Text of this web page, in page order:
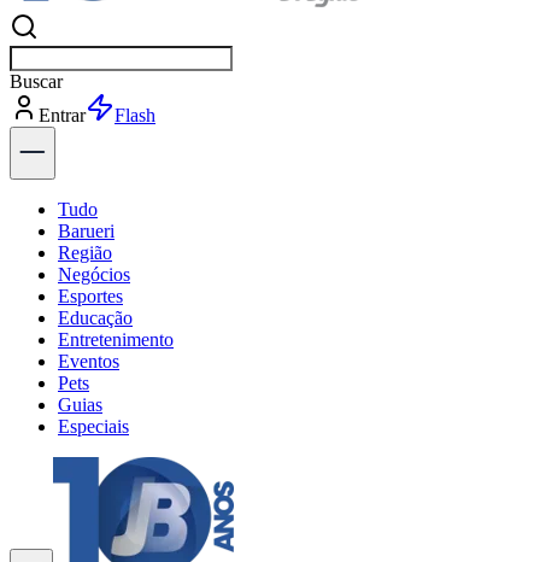
Buscarno
Entrar
Explorar
Tudo
Barueri
Região
Negócios
Esportes
Educação
Entretenimento
Eventos
Pets
Guias
Especiais
Explore Tudo
Últimas Notícias
Previsão do Tempo
Trânsito e Rotas